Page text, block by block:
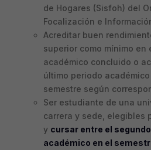
de Hogares (Sisfoh) del
Focalización e
Acreditar buen
superior como mínimo en
académico concluido o
último periodo
semestre según
Ser estudiante de una
carrera y sede, elegibles
y cursar entre el
académico en el